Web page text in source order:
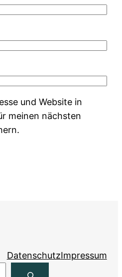
und Website in
meinen nächsten
DatenschutzImpressum